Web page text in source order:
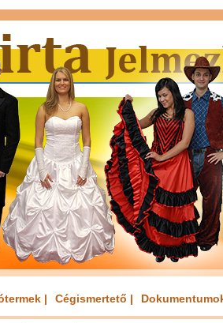
| Cégismertető |